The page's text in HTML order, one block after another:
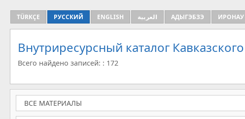
TÜRKÇE РУССКИЙ ENGLISH العربية АДЫГЭБЗЭ ИРОНАУ
Внутриресурсный каталог
Всего найдено записей: : 172